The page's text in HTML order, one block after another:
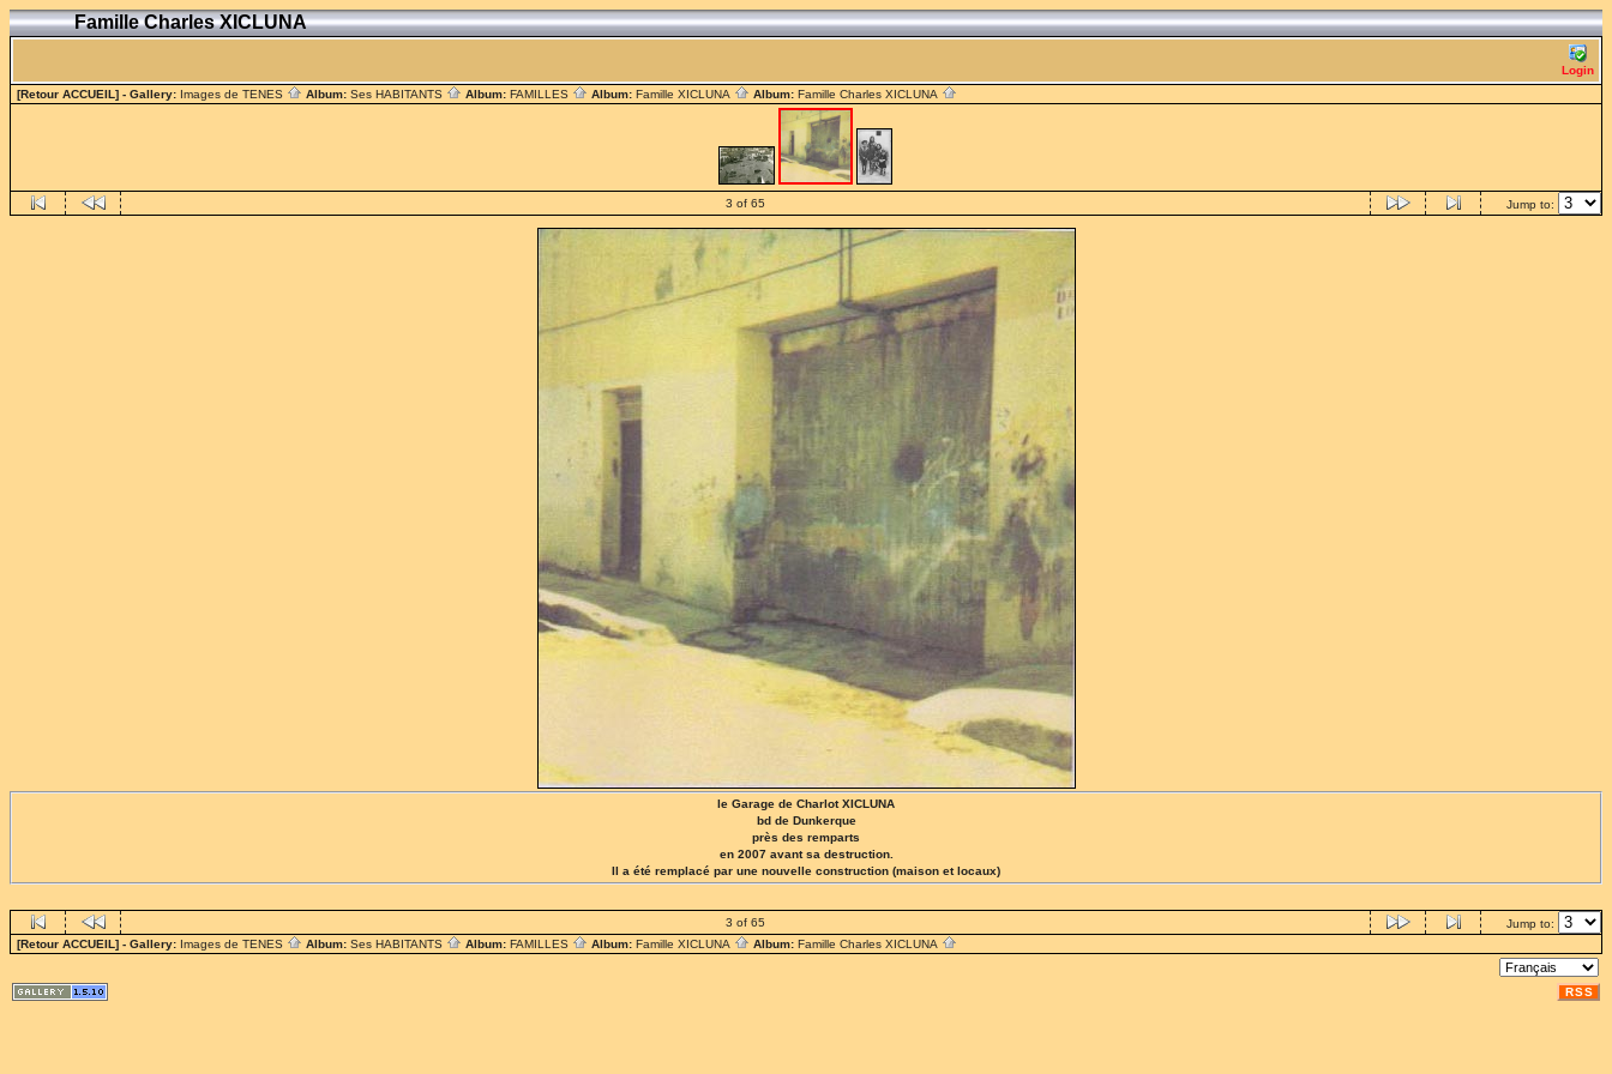
Famille Charles XICLUNA
Login
[Retour ACCUEIL] - Gallery: Images de TENES Album: Ses HABITANTS Album: FAMILLES Album: Famille XICLUNA Album: Famille Charles XICLUNA
3 of 65 Jump to:
le Garage de Charlot XICLUNA
bd de Dunkerque
près des remparts
en 2007 avant sa destruction.
Il a été remplacé par une nouvelle construction (maison et locaux)
3 of 65
Jump to:
[Retour ACCUEIL] - Gallery: Images de TENES Album: Ses HABITANTS Album: FAMILLES Album: Famille XICLUNA Album: Famille Charles XICLUNA
RSS